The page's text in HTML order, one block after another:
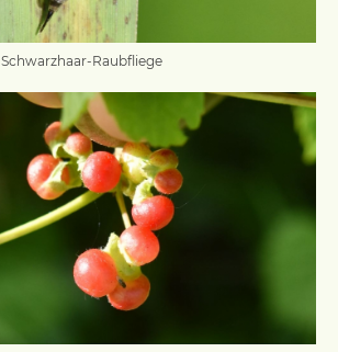
Raubfliege